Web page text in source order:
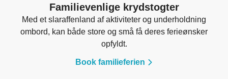
Familievenlige krydstogter
Med et slaraffenland af aktiviteter og underholdning
ombord, kan både store og små få deres ferieønsker
opfyldt.
Book familieferien